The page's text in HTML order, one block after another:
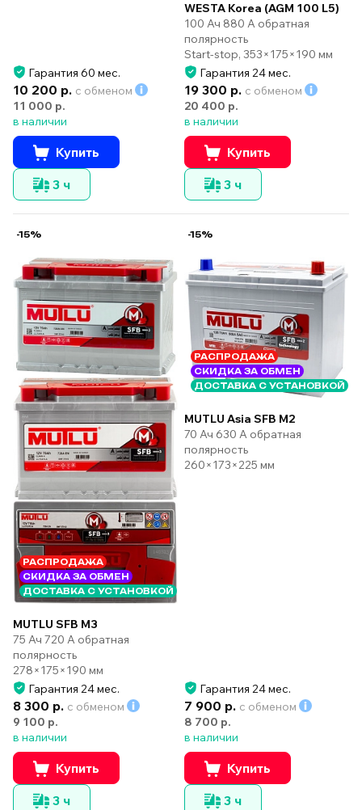
Гарантия 60 мес.
10 200 р. с обменом
11 000 р.
в наличии
Купить
3 ч
WESTA Korea (AGM 100 L5)
100 Ач 880 А обратная
полярность
Start-stop, 353×175×190 мм
Гарантия 24 мес.
19 300 р. с обменом
20 400 р.
в наличии
Купить
3 ч
-15%
РАСПРОДАЖА
СКИДКА ЗА ОБМЕН
ДОСТАВКА С УСТАНОВКОЙ
MUTLU SFB M3
75 Ач 720 А обратная
полярность
278×175×190 мм
Гарантия 24 мес.
8 300 р. с обменом
9 100 р.
в наличии
Купить
3 ч
-15%
РАСПРОДАЖА
СКИДКА ЗА ОБМЕН
ДОСТАВКА С УСТАНОВКОЙ
MUTLU Asia SFB M2
70 Ач 630 А обратная
полярность
260×173×225 мм
Гарантия 24 мес.
7 900 р. с обменом
8 700 р.
в наличии
Купить
3 ч